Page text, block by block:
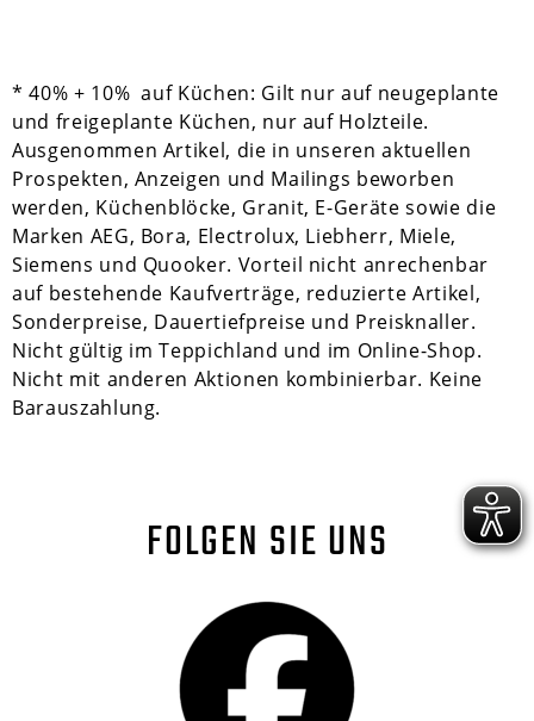
* 40% + 10% auf Küchen: Gilt nur auf neugeplante
und freigeplante Küchen, nur auf Holzteile.
Ausgenommen Artikel, die in unseren aktuellen
Prospekten, Anzeigen und Mailings beworben
werden, Küchenblöcke, Granit, E-Geräte sowie die
Marken AEG, Bora, Electrolux, Liebherr, Miele,
Siemens und Quooker. Vorteil nicht anrechenbar
auf bestehende Kaufverträge, reduzierte Artikel,
Sonderpreise, Dauertiefpreise und Preisknaller.
Nicht gültig im Teppichland und im Online-Shop.
Nicht mit anderen Aktionen kombinierbar. Keine
Barauszahlung.
FOLGEN SIE UNS